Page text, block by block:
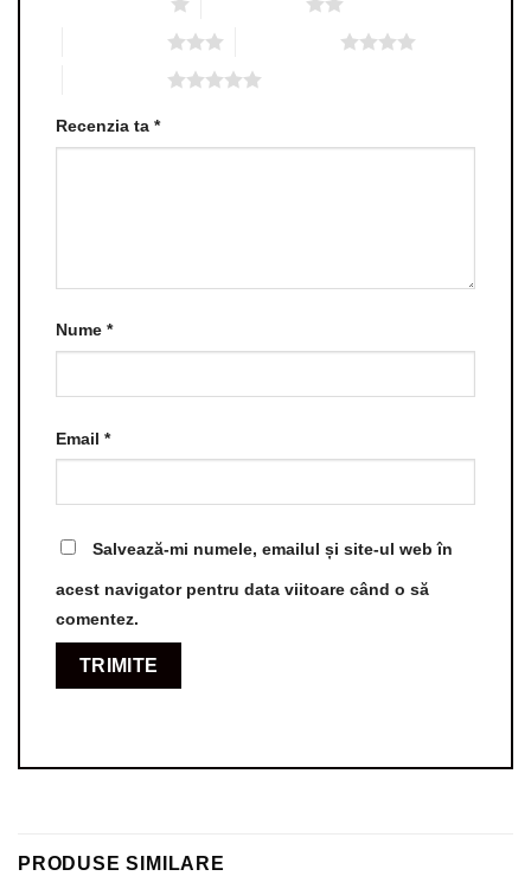
Recenzia ta *
Nume *
Email *
Salvează-mi numele, emailul și site-ul web în
acest navigator pentru data viitoare când o să
comentez.
PRODUSE SIMILARE